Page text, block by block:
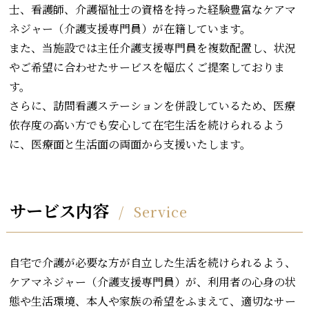
士、看護師、介護福祉士の資格を持った経験豊富なケアマ
ネジャー（介護支援専門員）が在籍しています。
また、当施設では主任介護支援専門員を複数配置し、状況
やご希望に合わせたサービスを幅広くご提案しておりま
す。
さらに、訪問看護ステーションを併設しているため、医療
依存度の高い方でも安心して在宅生活を続けられるよう
に、医療面と生活面の両面から支援いたします。
サービス内容 Service
自宅で介護が必要な方が自立した生活を続けられるよう、
ケアマネジャー（介護支援専門員）が、利用者の心身の状
態や生活環境、本人や家族の希望をふまえて、適切なサー